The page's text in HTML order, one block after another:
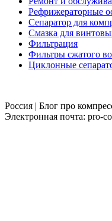
Рефрижераторные
Сепаратор для
Смазка для
Фильтрация
Фильтры сжатого
Циклонные
Россия | Блог про
Электронная почта: pro-